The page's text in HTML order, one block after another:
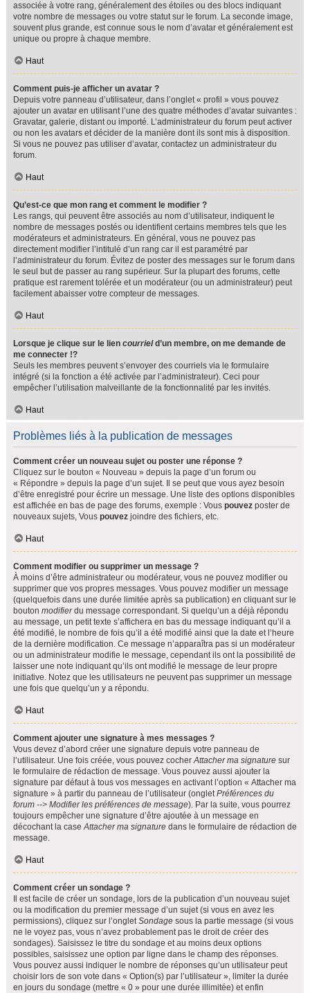
associée à votre rang, généralement des étoiles ou des blocs indiquant
votre nombre de messages ou votre statut sur le forum. La seconde image,
souvent plus grande, est connue sous le nom d’avatar et généralement est
unique ou propre à chaque membre.
Haut
Comment puis-je afficher un avatar ?
Depuis votre panneau d’utilisateur, dans l’onglet « profil » vous pouvez
ajouter un avatar en utilisant l’une des quatre méthodes d’avatar suivantes :
Gravatar, galerie, distant ou importé. L’administrateur du forum peut activer
ou non les avatars et décider de la manière dont ils sont mis à disposition.
Si vous ne pouvez pas utiliser d’avatar, contactez un administrateur du
forum.
Haut
Qu’est-ce que mon rang et comment le modifier ?
Les rangs, qui peuvent être associés au nom d’utilisateur, indiquent le
nombre de messages postés ou identifient certains membres tels que les
modérateurs et administrateurs. En général, vous ne pouvez pas
directement modifier l’intitulé d’un rang car il est paramétré par
l’administrateur du forum. Évitez de poster des messages sur le forum dans
le seul but de passer au rang supérieur. Sur la plupart des forums, cette
pratique est rarement tolérée et un modérateur (ou un administrateur) peut
facilement abaisser votre compteur de messages.
Haut
Lorsque je clique sur le lien courrield’un membre, on me demande de
me connecter !?
Seuls les membres peuvent s’envoyer des courriels via le formulaire
intégré (si la fonction a été activée par l’administrateur). Ceci pour
empêcher l’utilisation malveillante de la fonctionnalité par les invités.
Haut
Problèmes liés à la publication de messages
Comment créer un nouveau sujet ou poster une réponse ?
Cliquez sur le bouton « Nouveau » depuis la page d’un forum ou
« Répondre » depuis la page d’un sujet. Il se peut que vous ayez besoin
d’être enregistré pour écrire un message. Une liste des options disponibles
est affichée en bas de page des forums, exemple : Vous pouvez poster de
nouveaux sujets, Vous pouvez joindre des fichiers, etc.
Haut
Comment modifier ou supprimer un message ?
À moins d’être administrateur ou modérateur, vous ne pouvez modifier ou
supprimer que vos propres messages. Vous pouvez modifier un message
(quelquefois dans une durée limitée après sa publication) en cliquant sur le
bouton modifierdu message correspondant. Si quelqu’un a déjà répondu
au message, un petit texte s’affichera en bas du message indiquant qu’il a
été modifié, le nombre de fois qu’il a été modifié ainsi que la date et l’heure
de la dernière modification. Ce message n’apparaîtra pas si un modérateur
ou un administrateur modifie le message, cependant ils ont la possibilité de
laisser une note indiquant qu’ils ont modifié le message de leur propre
initiative. Notez que les utilisateurs ne peuvent pas supprimer un message
une fois que quelqu’un y a répondu.
Haut
Comment ajouter une signature à mes messages ?
Vous devez d’abord créer une signature depuis votre panneau de
l’utilisateur. Une fois créée, vous pouvez cocherAttacher ma signature sur
le formulaire de rédaction de message. Vous pouvez aussi ajouter la
signature par défaut à tous vos messages en activant l’option « Attacher ma
signature » à partir du panneau de l’utilisateur (ongletPréférences du
forum --> Modifier les préférences de message). Par la suite, vous pourrez
toujours empêcher une signature d’être ajoutée à un message en
décochant la caseAttacher ma signature dans le formulaire de rédaction de
message.
Haut
Comment créer un sondage ?
Il est facile de créer un sondage, lors de la publication d’un nouveau sujet
ou la modification du premier message d’un sujet (si vous en avez les
permissions), cliquez sur l’ongletSondage sous la partie message (si vous
ne le voyez pas, vous n’avez probablement pas le droit de créer des
sondages). Saisissez le titre du sondage et au moins deux options
possibles, saisissez une option par ligne dans le champ des réponses.
Vous pouvez aussi indiquer le nombre de réponses qu’un utilisateur peut
choisir lors de son vote dans « Option(s) par l’utilisateur », limiter la durée
en jours du sondage (mettre « 0 » pour une durée illimitée) et enfin